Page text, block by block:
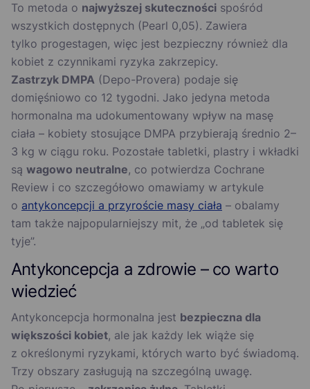
To metoda o najwyższej skuteczności spośród
wszystkich dostępnych (Pearl 0,05). Zawiera
tylko progestagen, więc jest bezpieczny również dla
kobiet z czynnikami ryzyka zakrzepicy.
Zastrzyk DMPA (Depo-Provera) podaje się
domięśniowo co 12 tygodni. Jako jedyna metoda
hormonalna ma udokumentowany wpływ na masę
ciała – kobiety stosujące DMPA przybierają średnio 2–
3 kg w ciągu roku. Pozostałe tabletki, plastry i wkładki
są wagowo neutralne, co potwierdza Cochrane
Review i co szczegółowo omawiamy w artykule
o antykoncepcji a przyroście masy ciała – obalamy
tam także najpopularniejszy mit, że „od tabletek się
tyje”.
Antykoncepcja a zdrowie – co warto
wiedzieć
Antykoncepcja hormonalna jest bezpieczna dla
większości kobiet, ale jak każdy lek wiąże się
z określonymi ryzykami, których warto być świadomą.
Trzy obszary zasługują na szczególną uwagę.